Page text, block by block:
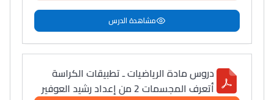
مشاهدة الدرس
دروس مادة الرياضيات ـ تطبيقات الكراسة
أتعرف المجسمات 2 من إعداد رشيد العوفير